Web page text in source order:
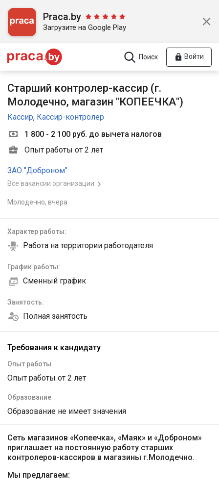
Praca.by
Загрузите на Google Play
Поиск Войти
Старший контролер-кассир (г.
Молодечно, магазин "КОПЕЕЧКА")
Кассир, Кассир-контролер
1 800 - 2 100 руб. до вычета налогов
Опыт работы от 2 лет
ЗАО "Доброном"
Все вакансии организации
Молодечно, вчера
Характер работы:
Работа на территории работодателя
График работы:
Сменный график
Занятость:
Полная занятость
Требования к кандидату
Опыт работы
Опыт работы от 2 лет
Образование
Образование не имеет значения
Сеть магазинов «Копеечка», «Маяк» и «Доброном»
приглашает на постоянную работу старших
контролеров-кассиров в магазины г.Молодечно.
Мы предлагаем: